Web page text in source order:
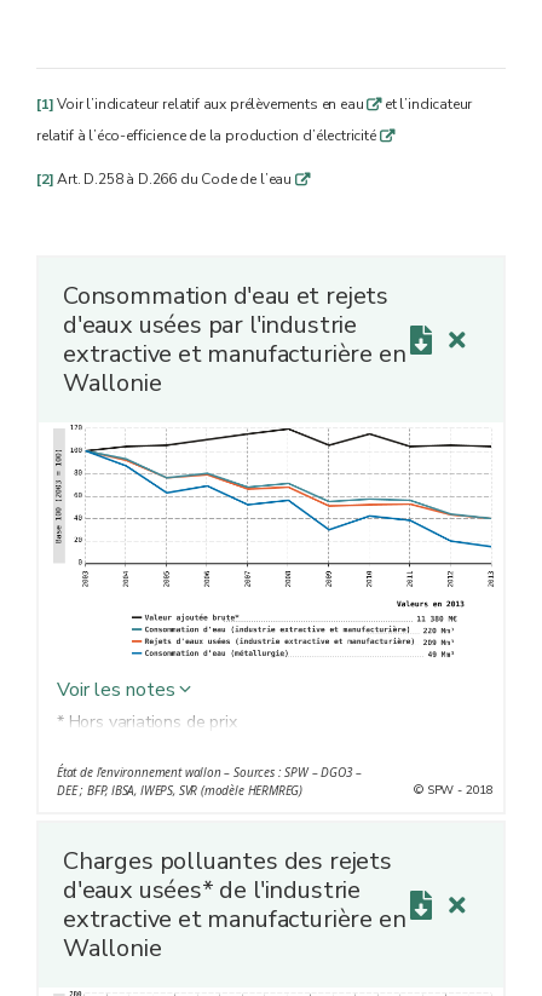
[1]Voir l’indicateur relatif aux prélèvements en eauqet l’indicateur
relatif à l’éco-efficience de la production d’électricité q
[2]Art. D.258 à D.266 du Code de l’eau q
Consommation d'eau et rejets
d'eaux usées par l'industrie
extractive et manufacturière en
Wallonie
Voir les notes
* Hors variations de prix
État de l’environnement wallon – Sources : SPW – DGO3 –
DEE ; BFP, IBSA, IWEPS, SVR (modèle HERMREG)
© SPW - 2018
Charges polluantes des rejets
d'eaux usées* de l'industrie
extractive et manufacturière en
Wallonie